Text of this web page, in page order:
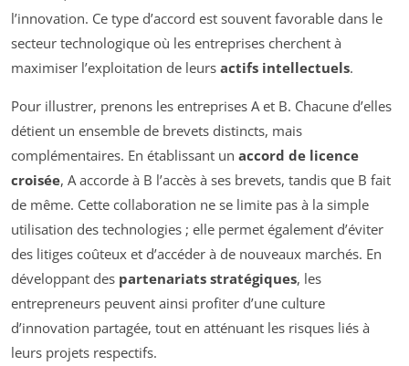
l’innovation. Ce type d’accord est souvent favorable dans le
secteur technologique où les entreprises cherchent à
maximiser l’exploitation de leurs actifs intellectuels.
Pour illustrer, prenons les entreprises A et B. Chacune d’elles
détient un ensemble de brevets distincts, mais
complémentaires. En établissant un accord de licence
croisée, A accorde à B l’accès à ses brevets, tandis que B fait
de même. Cette collaboration ne se limite pas à la simple
utilisation des technologies ; elle permet également d’éviter
des litiges coûteux et d’accéder à de nouveaux marchés. En
développant des partenariats stratégiques, les
entrepreneurs peuvent ainsi profiter d’une culture
d’innovation partagée, tout en atténuant les risques liés à
leurs projets respectifs.